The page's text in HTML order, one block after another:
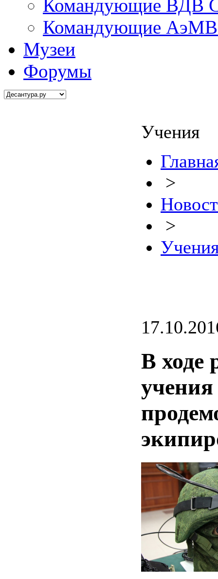
Командующие ВДВ
Командующие АэМВ
Музеи
Форумы
Учения
>
>
В ходе